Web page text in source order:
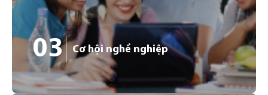
nhiều chính sách hỗ trợ sinh viên như: miễn phí đi lại
bằng phương tiện công cộng, bảo hiểm y tế...
03 Cơ hội nghề nghiệp